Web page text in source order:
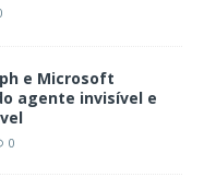
e Microsoft
agente invisível e
0